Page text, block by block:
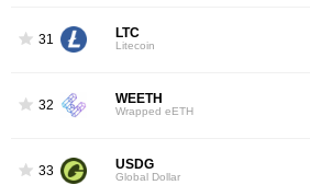
31 LTC
Litecoin
32 WEETH
Wrapped eETH
33 USDG
Global Dollar